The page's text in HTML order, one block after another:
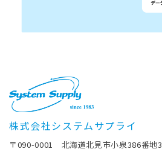
株式会社システムサプライ
〒090-0001 北海道北見市小泉386番地3